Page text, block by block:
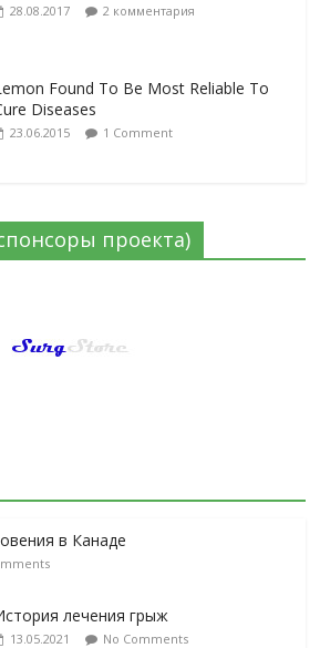
28.08.2017 2 комментария
Found To Be Most Reliable To
Diseases
23.06.2015 1 Comment
проекта)
в Канаде
лечения грыж
13.05.2021 No Comments